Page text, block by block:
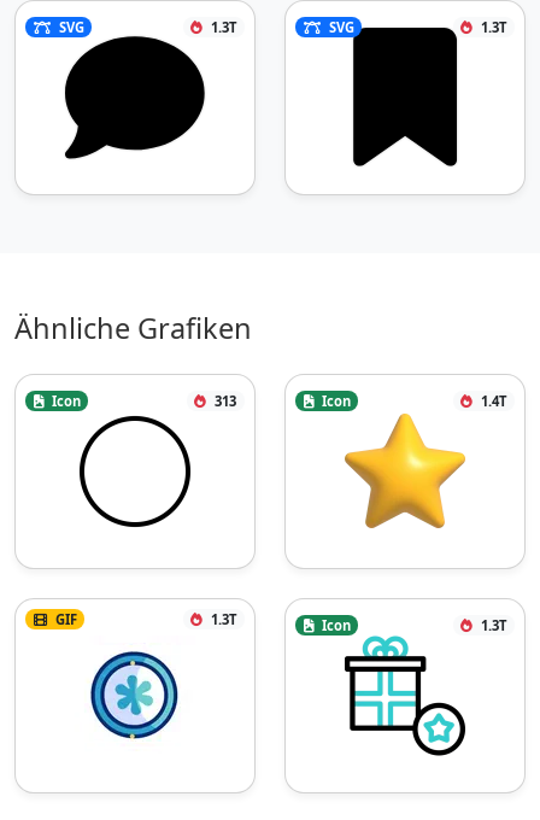
SVG 1.3T SVG 1.3T
Ähnliche Grafiken
Icon 313 Icon 1.4T
GIF 1.3T Icon 1.3T